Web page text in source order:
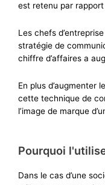
est retenu par
Les chefs d’entreprise
stratégie de
chiffre d’affaires a
En plus d’augmenter
cette technique de
l’image de marque
Pourquoi
Dans le cas d’une